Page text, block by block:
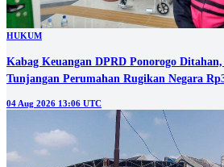
HUKUM
Kabag Keuangan DPRD Ponorogo
Tunjangan Perumahan Rugikan Negara
04 Aug 2026 13:06 UTC